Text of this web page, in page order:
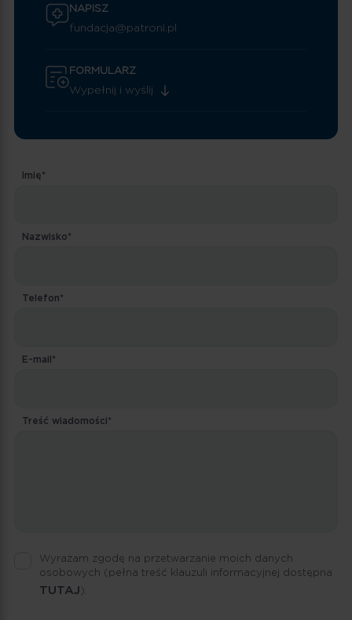
NAPISZ
fundacja@patroni.pl
FORMULARZ
Wypełnij i wyślij
Imię*
Nazwisko*
Telefon*
E-mail*
Treść wiadomości*
Wyrażam zgodę na przetwarzanie moich danych
osobowych (pełna treść klauzuli informacyjnej dostępna
TUTAJ ).